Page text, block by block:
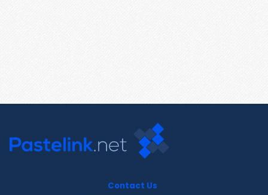
Contact Us